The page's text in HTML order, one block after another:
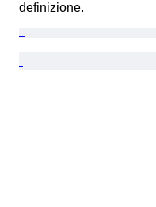
definizione.